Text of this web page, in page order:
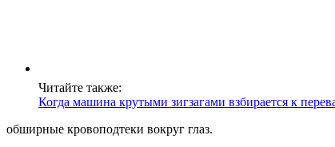
Читайте также:
Когда машина крутыми зигзагами взбирается к
обширные кровоподтеки вокруг глаз.